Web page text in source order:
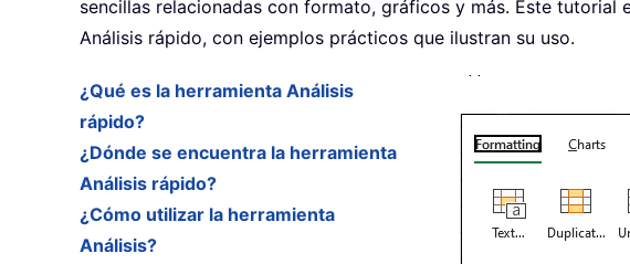
sencillas relacionadas con formato, gráficos y más. Este tutorial
Análisis rápido, con ejemplos prácticos que ilustran su uso.
¿Qué es la herramienta Análisis
rápido?
¿Dónde se encuentra la herramienta
Análisis rápido?
¿Cómo utilizar la herramienta
Análisis?